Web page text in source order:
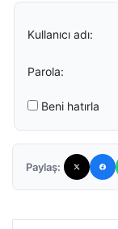
Kullanıcı adı:
Parola:
Beni hatırla
Paylaş: